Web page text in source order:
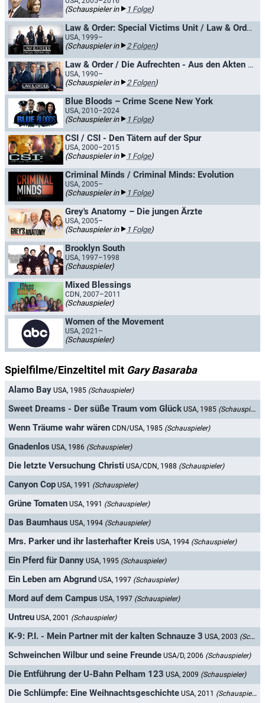
(Schauspieler in 1 Folge)
Law & Order: Special Victims Unit / Law & Order: New York
USA, 1999–
(Schauspieler in 2 Folgen)
Law & Order / Die Aufrechten - Aus den Akten der Straße
USA, 1990–
(Schauspieler in 2 Folgen)
Blue Bloods – Crime Scene New York
USA, 2010–2024
(Schauspieler in 1 Folge)
CSI / CSI - Den Tätern auf der Spur
USA, 2000–2015
(Schauspieler in 1 Folge)
Criminal Minds / Criminal Minds: Evolution
USA, 2005–
(Schauspieler in 1 Folge)
Grey's Anatomy – Die jungen Ärzte
USA, 2005–
(Schauspieler in 1 Folge)
Brooklyn South
USA, 1997–1998
(Schauspieler)
Mixed Blessings
CDN, 2007–2011
(Schauspieler)
Women of the Movement
USA, 2021–
(Schauspieler)
Spielfilme/Einzeltitel mit Gary Basaraba
Alamo Bay USA, 1985 (Schauspieler)
Sweet Dreams - Der süße Traum vom Glück USA, 1985 (Schauspieler)
Wenn Träume wahr wären CDN/USA, 1985 (Schauspieler)
Gnadenlos USA, 1986 (Schauspieler)
Die letzte Versuchung Christi USA/CDN, 1988 (Schauspieler)
Canyon Cop USA, 1991 (Schauspieler)
Grüne Tomaten USA, 1991 (Schauspieler)
Das Baumhaus USA, 1994 (Schauspieler)
Mrs. Parker und ihr lasterhafter Kreis USA, 1994 (Schauspieler)
Ein Pferd für Danny USA, 1995 (Schauspieler)
Ein Leben am Abgrund USA, 1997 (Schauspieler)
Mord auf dem Campus USA, 1997 (Schauspieler)
Untreu USA, 2001 (Schauspieler)
K-9: P.I. - Mein Partner mit der kalten Schnauze 3 USA, 2003 (Schauspieler)
Schweinchen Wilbur und seine Freunde USA/D, 2006 (Schauspieler)
Die Entführung der U-Bahn Pelham 123 USA, 2009 (Schauspieler)
Die Schlümpfe: Eine Weihnachtsgeschichte USA, 2011 (Schauspieler)